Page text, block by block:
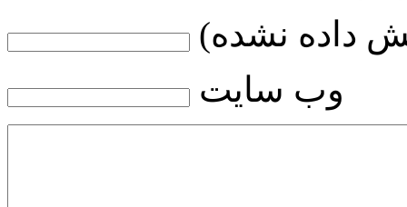
داده نشده)
وب سایت